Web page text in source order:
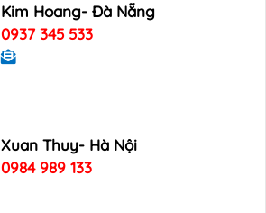
Kim Hoang- Đà Nẵng
0937 345 533
Xuan Thuy- Hà Nội
0984 989 133